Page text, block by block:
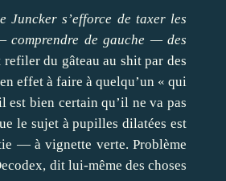
Juncker s’efforce de taxer les
comprendre de gauche — des
du gâteau au shit par des
effet à faire à quelqu’un « qui
est bien certain qu’il ne va pas
le sujet à pupilles dilatées est
— à vignette verte. Problème
dit lui-même des choses